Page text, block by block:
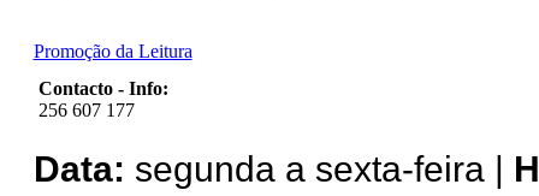
Promoção da Leitura
Contacto - Info:
256 607 177
Data: segunda a sexta-feira |